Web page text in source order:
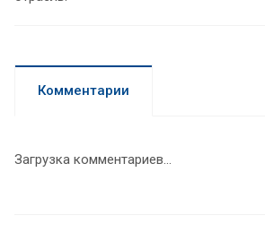
Комментарии
Загрузка комментариев...